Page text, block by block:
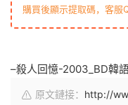
購買後顯示提取碼，客
–殺人回憶-2003_BD韓
原文鏈接： http://